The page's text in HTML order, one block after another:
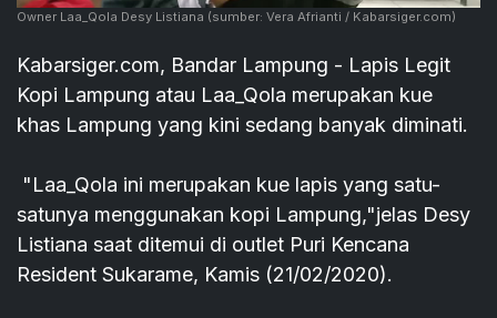
Owner Laa_Qola Desy Listiana (sumber: Vera Afrianti / Kabarsiger.com)
Kabarsiger.com, Bandar Lampung - Lapis Legit
Kopi Lampung atau Laa_Qola merupakan kue
khas Lampung yang kini sedang banyak diminati.
"Laa_Qola ini merupakan kue lapis yang satu-
satunya menggunakan kopi Lampung,"jelas Desy
Listiana saat ditemui di outlet Puri Kencana
Resident Sukarame, Kamis (21/02/2020).